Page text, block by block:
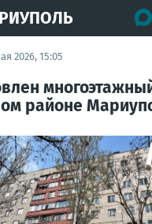
2026, 15:05
районе